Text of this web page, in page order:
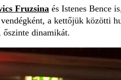
Fruzsina és Istenes Bence
a kettőjük közötti
dinamikát.